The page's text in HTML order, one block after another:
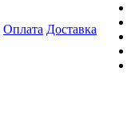
Оплата Доставка